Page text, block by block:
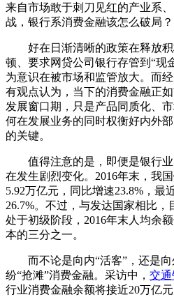
来自市场敢于刺刀见红的产业系
战，银行系消费金融该怎么破局？
好在日渐清晰的政策在释放积
顿、要求网贷公司银行存管到“现
为意识在被市场和监管放大。而
有观点认为，当下的消费金融正
发展窗口期，只是产品同质化、
何在发展业务的同时权衡好内外
的关键。
值得注意的是，即便是银行业
在发生剧烈变化。2016年末，我
5.92万亿元，同比增速23.8%，最
26.7%。不过，与发达国家相比
处于初级阶段，2016年末人均余
本的三分之一。
而不论是向内“活客”，还是向
纷“抢滩”消费金融。采访中， 交
行业消费金融余额将接近20万亿